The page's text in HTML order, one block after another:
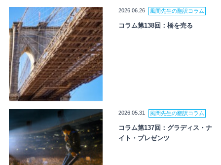
2026.06.26 風間先生の翻訳コラム
コラム第138回：橋を売る
2026.05.31 風間先生の翻訳コラム
コラム第137回：グラディス・ナ
イト・プレゼンツ